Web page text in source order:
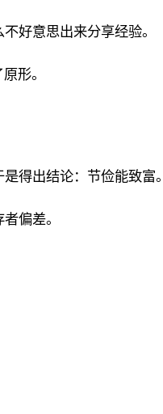
好意思出来分享经验。
形。
得出结论：节俭能致富。
偏差。